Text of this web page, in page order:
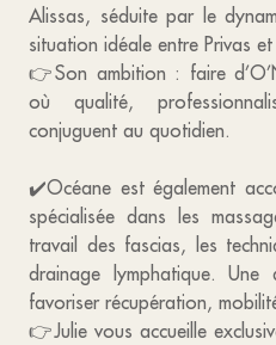
Alissas, séduite par le
situation idéale entre Privas
👉Son ambition : faire
où qualité,
conjuguent au quotidien.
✔️Océane est également
spécialisée dans les
travail des fascias, les
drainage lymphatique.
favoriser récupération,
👉Julie vous accueille